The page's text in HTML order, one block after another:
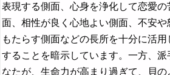
表現する側面、心身を浄化して恋愛の
面、相性が良く心地よい側面、不安
もたらす側面などの長所を十分に活
することを暗示しています。一方、
なたが、生命力が高まり過ぎて、貝